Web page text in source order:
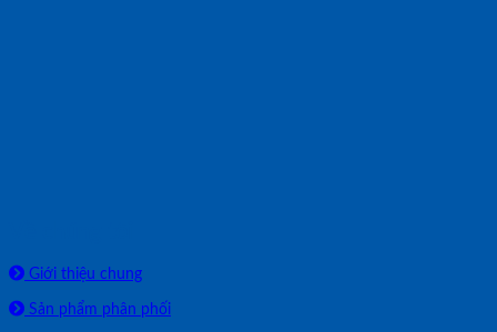
Giới thiệu chung
Sản phẩm phân phối